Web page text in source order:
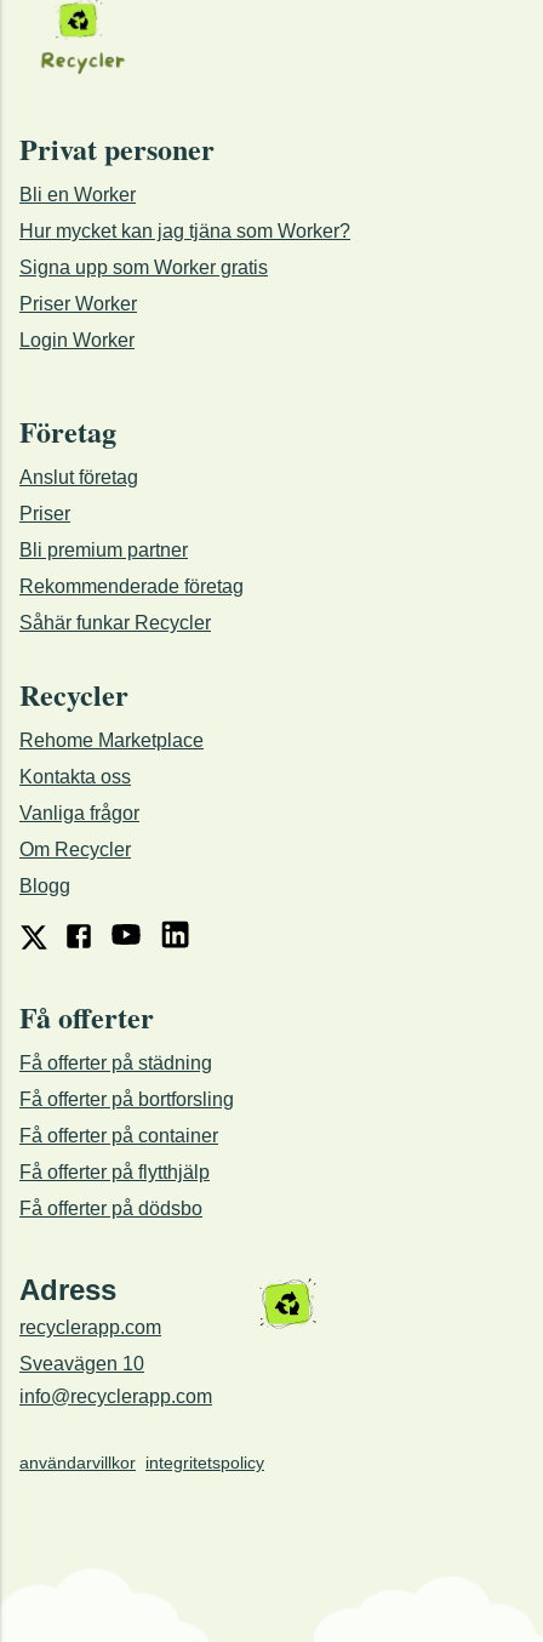
Privat personer
Bli en Worker
Hur mycket kan jag tjäna som Worker?
Signa upp som Worker gratis
Priser Worker
Login Worker
Företag
Anslut företag
Priser
Bli premium partner
Rekommenderade företag
Såhär funkar Recycler
Recycler
Rehome Marketplace
Kontakta oss
Vanliga frågor
Om Recycler
Blogg
Få offerter
Få offerter på städning
Få offerter på bortforsling
Få offerter på container
Få offerter på flytthjälp
Få offerter på dödsbo
Adress
recyclerapp.com
Sveavägen 10
info@recyclerapp.com
användarvillkor integritetspolicy